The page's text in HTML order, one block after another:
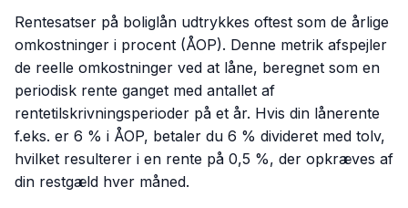
Rentesatser på boliglån udtrykkes oftest som de årlige
omkostninger i procent (ÅOP). Denne metrik afspejler
de reelle omkostninger ved at låne, beregnet som en
periodisk rente ganget med antallet af
rentetilskrivningsperioder på et år. Hvis din lånerente
f.eks. er 6 % i ÅOP, betaler du 6 % divideret med tolv,
hvilket resulterer i en rente på 0,5 %, der opkræves af
din restgæld hver måned.